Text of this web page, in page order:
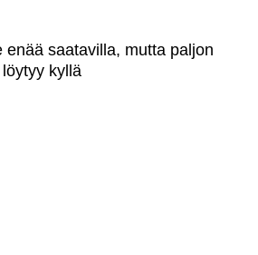
enää saatavilla, mutta paljon
kyllä